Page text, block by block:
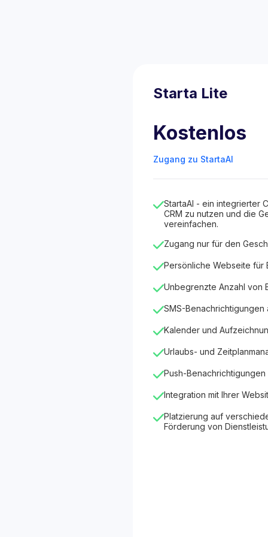
Starta Lite
Kostenlos
Zugang zu StartaAI
StartaAI - ein integrierter
CRM zu nutzen und die
vereinfachen.
Zugang nur für den
Persönliche Webseite für
Unbegrenzte Anzahl von
SMS-Benachrichtigungen
Kalender und
Urlaubs- und
Push-
Integration mit Ihrer
Platzierung auf
Förderung von